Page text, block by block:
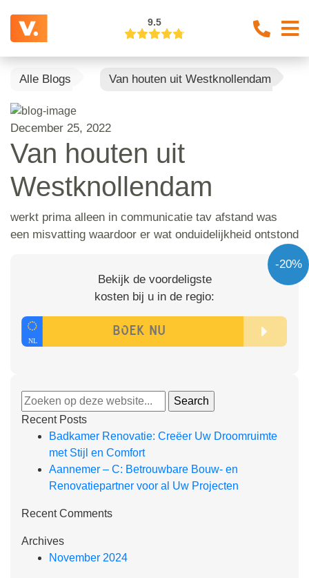
9.5
Alle Blogs Van houten uit Westknollendam
December 25, 2022
Van houten uit
Westknollendam
werkt prima alleen in communicatie tav afstand was
een misvatting waardoor er wat onduidelijkheid ontstond
-20%
Bekijk de voordeligste
kosten bij u in de regio:
Recent Posts
Badkamer Renovatie: Creëer Uw Droomruimte
met Stijl en Comfort
Aannemer – C: Betrouwbare Bouw- en
Renovatiepartner voor al Uw Projecten
Recent Comments
Archives
November 2024